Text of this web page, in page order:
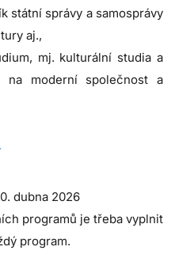
státní správy a samosprávy
aj.,
mj. kulturální studia a
na moderní společnost a
dubna 2026
programů je třeba vyplnit
program.